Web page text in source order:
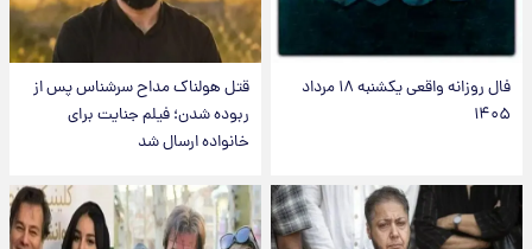
فال روزانه واقعی یکشنبه ۱۸ مرداد
۱۴۰۵
قتل هولناک مداح سرشناس پس از
ربوده شدن؛ فیلم جنایت برای
خانواده ارسال شد